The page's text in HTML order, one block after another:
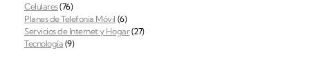
Celulares(76)
Planes de Telefonía Móvil (6)
Servicios de Internet y Hogar(27)
Tecnología (9)